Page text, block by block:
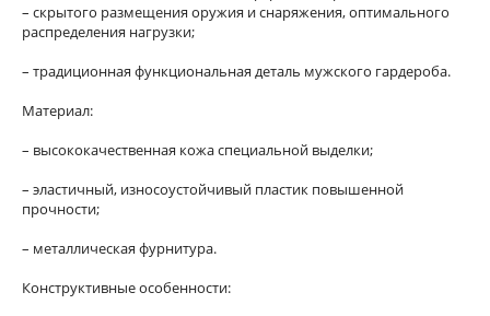
– скрытого размещения оружия и снаряжения, оптимального
распределения нагрузки;
– традиционная функциональная деталь мужского гардероба.
Материал:
– высококачественная кожа специальной выделки;
– эластичный, износоустойчивый пластик повышенной
прочности;
– металлическая фурнитура.
Конструктивные особенности: